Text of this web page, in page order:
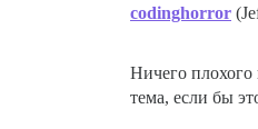
codinghorror
Ничего плохого
тема, если бы